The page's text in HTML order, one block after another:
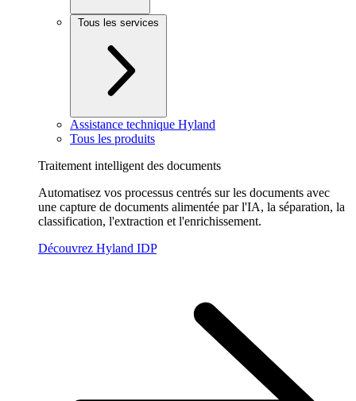
Tous les services
Assistance technique Hyland
Tous les produits
Traitement intelligent des documents
Automatisez vos processus centrés sur les documents avec
une capture de documents alimentée par l'IA, la séparation, la
classification, l'extraction et l'enrichissement.
Découvrez Hyland IDP